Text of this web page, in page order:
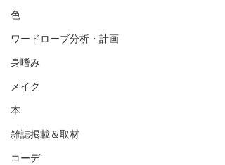
色
ワードローブ分析・計画
身嗜み
メイク
本
雑誌掲載＆取材
コーデ